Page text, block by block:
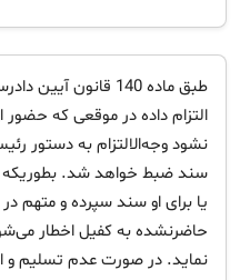
طبق ماده 140 قانون
التزام داده در موقعی که
نشود وجه‌الالتزام به دستور
سند ضبط خواهد شد. بطوریکه
یا برای او سند سپرده و متهم
حاضر‌نشده به کفیل اخطار
نماید. در صورت عدم تسلیم و